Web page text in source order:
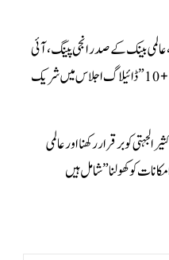
بینک کے صدر انجی پینگ،آئی
ایم ایف کی منیجنگ ڈائریکٹر جارجیوا،ورلڈ ٹریڈ آرگنائزیشن کے ڈائریکٹر جنرل ایولا سمیت 10 بین الاقوامی اقتصادی تنظیموں کے سربراہان کے ساتھ “1+10” ڈائیلاگ اجلاس میں شریک
کو برقرار رکھنا اور عالمی
کو کھولنا” شامل ہیں